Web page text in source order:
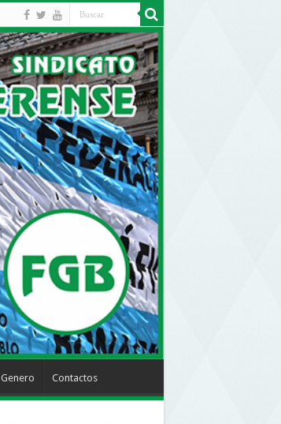
Genero Contactos